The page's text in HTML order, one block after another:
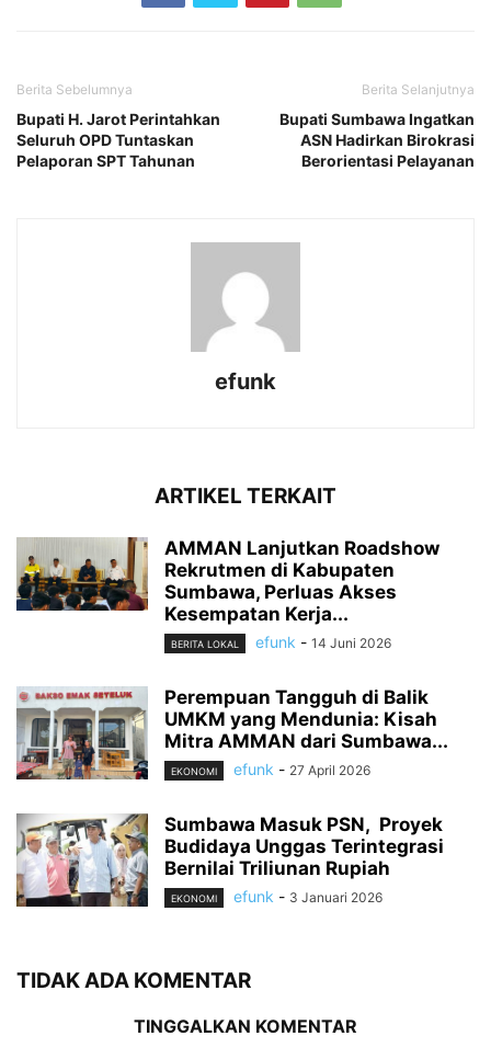
Berita Sebelumnya
Bupati H. Jarot Perintahkan
Seluruh OPD Tuntaskan
Pelaporan SPT Tahunan
Berita Selanjutnya
Bupati Sumbawa Ingatkan
ASN Hadirkan Birokrasi
Berorientasi Pelayanan
efunk
ARTIKEL TERKAIT
AMMAN Lanjutkan Roadshow
Rekrutmen di Kabupaten
Sumbawa, Perluas Akses
Kesempatan Kerja...
BERITA LOKAL efunk - 14 Juni 2026
Perempuan Tangguh di Balik
UMKM yang Mendunia: Kisah
Mitra AMMAN dari Sumbawa...
EKONOMI efunk - 27 April 2026
Sumbawa Masuk PSN, Proyek
Budidaya Unggas Terintegrasi
Bernilai Triliunan Rupiah
EKONOMI efunk - 3 Januari 2026
TIDAK ADA KOMENTAR
TINGGALKAN KOMENTAR